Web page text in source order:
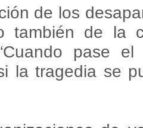
de los
también de la
pase
la tragedia se